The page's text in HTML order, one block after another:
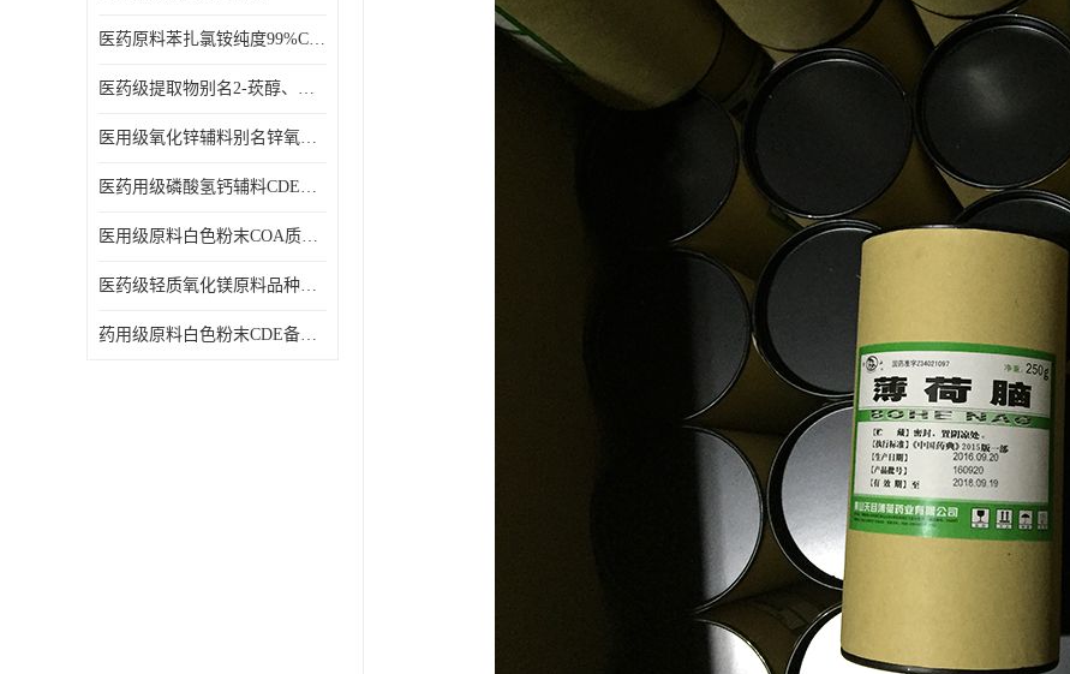
医药原料苯扎氯铵纯度99%CDE备案500g/瓶
医药级提取物别名2-莰醇、龙脑1kg/袋
医用级氧化锌辅料别名锌氧粉CDE备案cas1314-13-2
医药用级磷酸氢钙辅料CDE备案CAS7757-93-9
医用级原料白色粉末COA质检同行CAS113-92-8
医药级轻质氧化镁原料品种多 有 质量好GMP认证 CDE备案
药用级原料白色粉末CDE备案cas56-75-7